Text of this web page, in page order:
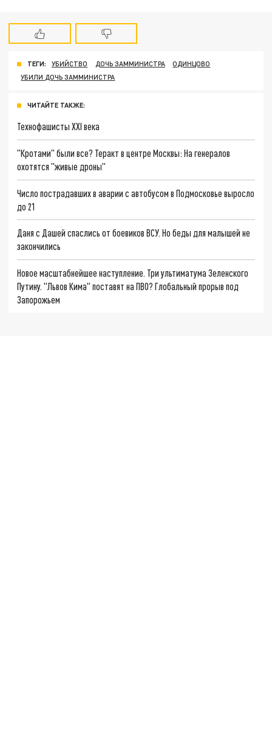
ТЕГИ: УБИЙСТВО ДОЧЬ ЗАММИНИСТРА
ОДИНЦОВО
УБИЛИ ДОЧЬ ЗАММИНИСТРА
ЧИТАЙТЕ ТАКЖЕ:
Технофашисты XXI века
"Кротами" были все? Теракт в центре Москвы: На генералов
охотятся "живые дроны"
Число пострадавших в аварии с автобусом в Подмосковье выросло
до 21
Даня с Дашей спаслись от боевиков ВСУ. Но беды для малышей не
закончились
Новое масштабнейшее наступление. Три ультиматума Зеленского
Путину. "Львов Кима" поставят на ПВО? Глобальный прорыв под
Запорожьем